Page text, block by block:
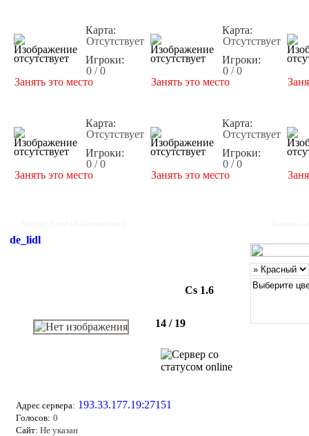
Карта:
Отсутствует
Игроки:
0 / 0
Занять это место
Карта:
Отсутствует
Игроки:
0 / 0
Занять это место
Карта:
Отсутствует
Игроки:
0 / 0
Занять это место
Карта:
Отсутствует
Игроки:
0 / 0
Занять это место
de_lidl
Cs 1.6
14 / 19
Адрес сервера: 193.33.177.19:27151
Голосов: 0
Сайт: Не указан